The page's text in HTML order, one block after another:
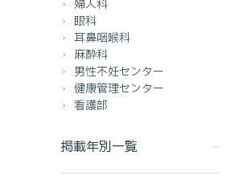
婦人科
眼科
耳鼻咽喉科
麻酔科
男性不妊センター
健康管理センター
看護部
掲載年別一覧